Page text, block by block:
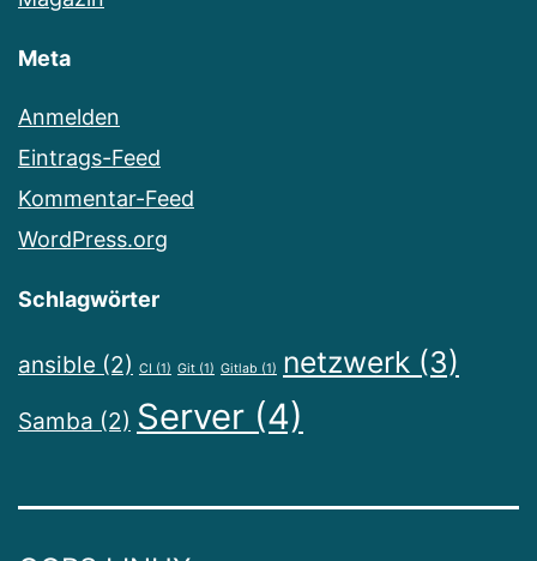
Meta
Anmelden
Eintrags-Feed
Kommentar-Feed
WordPress.org
Schlagwörter
ansible (2) CI (1) Git (1) Gitlab (1) netzwerk (3)
Samba (2) Server (4)